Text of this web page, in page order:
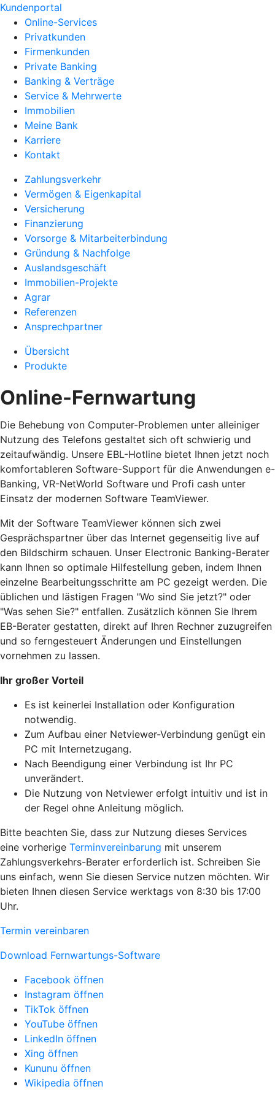
Kundenportal
Online-Services
Privatkunden
Firmenkunden
Private Banking
Banking & Verträge
Service & Mehrwerte
Immobilien
Meine Bank
Karriere
Kontakt
Zahlungsverkehr
Vermögen & Eigenkapital
Versicherung
Finanzierung
Vorsorge & Mitarbeiterbindung
Gründung & Nachfolge
Auslandsgeschäft
Immobilien-Projekte
Agrar
Referenzen
Ansprechpartner
Übersicht
Produkte
Online-Fernwartung
Die Behebung von Computer-Problemen unter alleiniger
Nutzung des Telefons gestaltet sich oft schwierig und
zeitaufwändig. Unsere EBL-Hotline bietet Ihnen jetzt noch
komfortableren Software-Support für die Anwendungen e-
Banking, VR-NetWorld Software und Profi cash unter
Einsatz der modernen Software TeamViewer.
Mit der Software TeamViewer können sich zwei
Gesprächspartner über das Internet gegenseitig live auf
den Bildschirm schauen. Unser Electronic Banking-Berater
kann Ihnen so optimale Hilfestellung geben, indem Ihnen
einzelne Bearbeitungsschritte am PC gezeigt werden. Die
üblichen und lästigen Fragen "Wo sind Sie jetzt?" oder
"Was sehen Sie?" entfallen. Zusätzlich können Sie Ihrem
EB-Berater gestatten, direkt auf Ihren Rechner zuzugreifen
und so ferngesteuert Änderungen und Einstellungen
vornehmen zu lassen.
Ihr großer Vorteil
Es ist keinerlei Installation oder Konfiguration
notwendig.
Zum Aufbau einer Netviewer-Verbindung genügt ein
PC mit Internetzugang.
Nach Beendigung einer Verbindung ist Ihr PC
unverändert.
Die Nutzung von Netviewer erfolgt intuitiv und ist in
der Regel ohne Anleitung möglich.
Bitte beachten Sie, dass zur Nutzung dieses Services
eine vorherige Terminvereinbarung mit unserem
Zahlungsverkehrs-Berater erforderlich ist. Schreiben Sie
uns einfach, wenn Sie diesen Service nutzen möchten. Wir
bieten Ihnen diesen Service werktags von 8:30 bis 17:00
Uhr.
Termin vereinbaren
Download Fernwartungs-Software
Facebook öffnen
Instagram öffnen
TikTok öffnen
YouTube öffnen
LinkedIn öffnen
Xing öffnen
Kununu öffnen
Wikipedia öffnen